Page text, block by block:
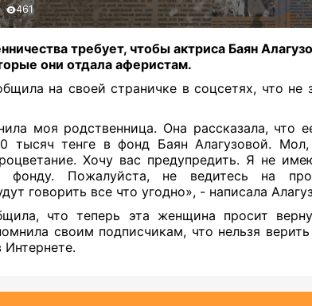
461
требует, чтобы актриса Баян
они отдала аферистам.
на своей страничке в соцсетях, что не
моя родственница. Она рассказала, что
тысяч тенге в фонд Баян Алагузовой.
Хочу вас предупредить. Я не
фонду. Пожалуйста, не ведитесь на
говорить все что угодно», - написала
что теперь эта женщина просит
своим подписчикам, что нельзя
Интернете.